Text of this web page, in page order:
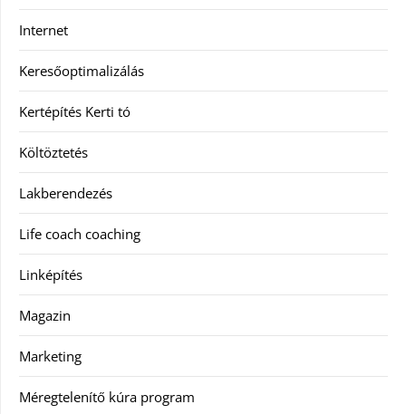
Internet
Keresőoptimalizálás
Kertépítés Kerti tó
Költöztetés
Lakberendezés
Life coach coaching
Linképítés
Magazin
Marketing
Méregtelenítő kúra program